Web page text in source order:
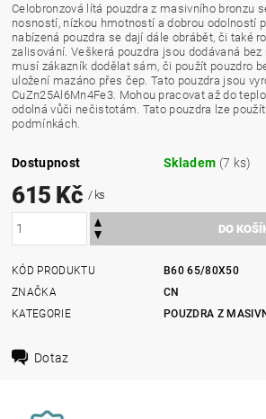
Celobronzová lítá pouzdra z masivního bronzu
nosností, nízkou hmotností a dobrou odolností
nabízená pouzdra se dají dále obrábět, či také
zalisování. Veškerá pouzdra jsou dodávaná
musí zákazník dodělat sám, či použít pouzdro
uložení mazáno přes čep. Tato pouzdra jsou
CuZn25Al6Mn4Fe3. Mohou pracovat až do
odolná vůči nečistotám. Tato pouzdra lze
podmínkách.
Dostupnost Skladem (7 ks)
615 Kč / ks
KÓD PRODUKTU
B60 65/80X50
ZNAČKA
CN
KATEGORIE
POUZDRA Z
Dotaz